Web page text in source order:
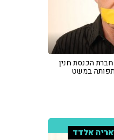
הכנסת חנין
במשט
אלדד